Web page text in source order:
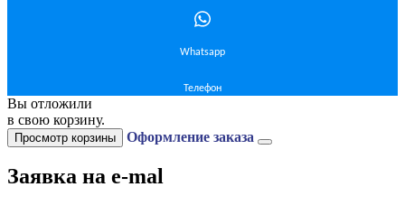
Whatsapp
Телефон
Вы отложили
в свою корзину.
Просмотр корзины Оформление заказа
Заявка на e-mal